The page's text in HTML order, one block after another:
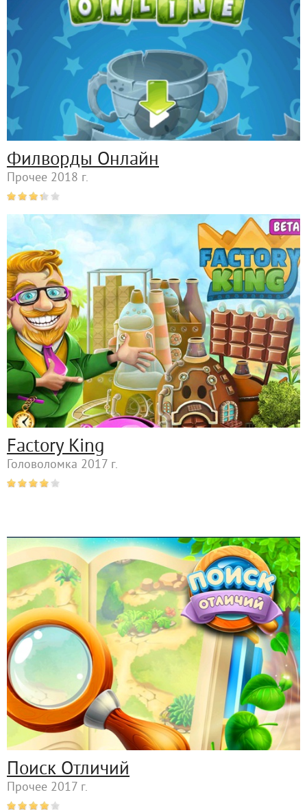
Филворды Онлайн
Прочее 2018 г.
Factory King
Головоломка 2017 г.
Поиск Отличий
Прочее 2017 г.